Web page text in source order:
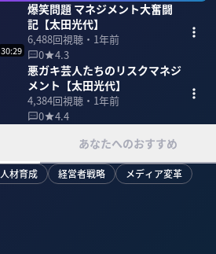
爆笑問題 マネジメント大奮闘
記【太田光代】
6,488回視聴・ 1年前
0
4.3
30:29
悪ガキ芸人たちのリスクマネジ
メント【太田光代】
4,384回視聴・ 1年前
0
4.4
あなたへのおすすめ
人材育成 経営者戦略 メディア変革